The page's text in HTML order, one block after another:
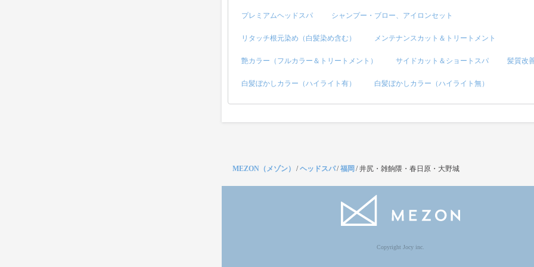
プレミアムヘッドスパ シャンプー・ブロー、アイロンセット
リタッチ根元染め（白髪染め含む） メンテナンスカット＆トリートメント
艶カラー（フルカラー＆トリートメント） サイドカット＆ショートスパ 髪質改
白髪ぼかしカラー（ハイライト有） 白髪ぼかしカラー（ハイライト無）
MEZON（メゾン） /ヘッドスパ/福岡 /井尻・雑餉隈・春日原・大野城
Copyright Jocy inc.